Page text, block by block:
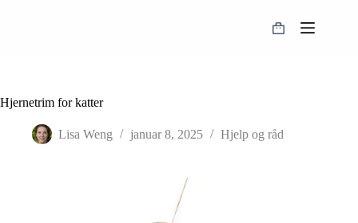
Handlekurv
Hjernetrim for katter
Lisa Weng januar 8, 2025 Hjelp og råd